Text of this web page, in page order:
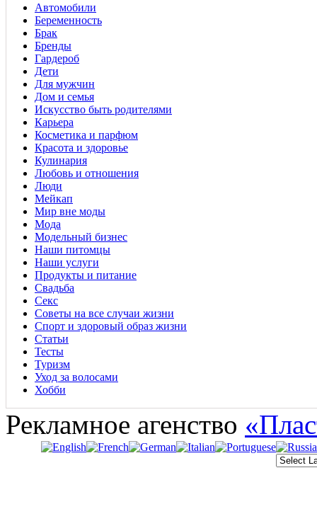
Автомобили
Беременность
Брак
Бренды
Гардероб
Дети
Для мужчин
Дом и семья
Искусство быть родителями
Карьера
Косметика и парфюм
Красота и здоровье
Кулинария
Любовь и отношения
Люди
Мейкап
Мир вне моды
Мода
Модельный бизнес
Наши питомцы
Наши услуги
Продукты и питание
Свадьба
Секс
Советы на все случаи жизни
Спорт и здоровый образ жизни
Статьи
Тесты
Туризм
Уход за волосами
Хобби
Рекламное агенство